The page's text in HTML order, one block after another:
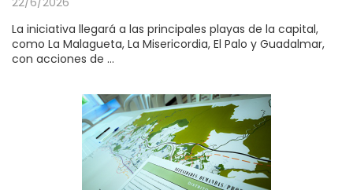
La iniciativa llegará a las principales playas de la capital,
como La Malagueta, La Misericordia, El Palo y Guadalmar,
con acciones de ...